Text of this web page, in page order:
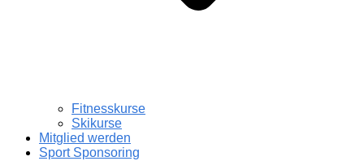
Fitnesskurse
Skikurse
Mitglied werden
Sport Sponsoring